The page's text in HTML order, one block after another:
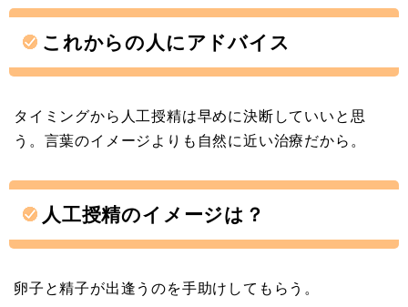
これからの人にアドバイス
タイミングから人工授精は早めに決断していいと思
う。言葉のイメージよりも自然に近い治療だから。
人工授精のイメージは？
卵子と精子が出逢うのを手助けしてもらう。